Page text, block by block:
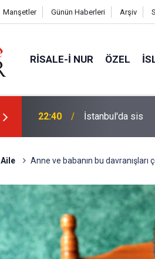
Manşetler Günün Haberleri Arşiv
RISALE-I NUR ÖZEL
21:18 Biyoloji
Aile Anne ve babanın bu